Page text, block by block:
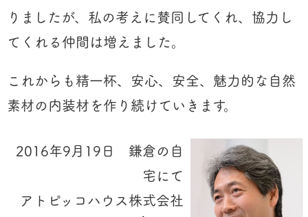
りましたが、私の考えに賛同してくれ、協力し
てくれる仲間は増えました。
これからも精一杯、安心、安全、魅力的な自然
素材の内装材を作り続けていきます。
2016年9月19日 鎌倉の自
宅にて
アトピッコハウス株式会社